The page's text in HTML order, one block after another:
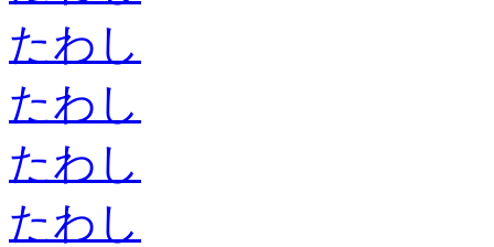
たわし
たわし
たわし
たわし